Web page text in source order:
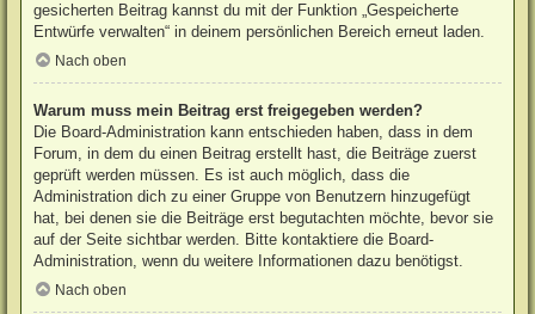
gesicherten Beitrag kannst du mit der Funktion „Gespeicherte
Entwürfe verwalten“ in deinem persönlichen Bereich erneut laden.
Nach oben
Warum muss mein Beitrag erst freigegeben werden?
Die Board-Administration kann entschieden haben, dass in dem
Forum, in dem du einen Beitrag erstellt hast, die Beiträge zuerst
geprüft werden müssen. Es ist auch möglich, dass die
Administration dich zu einer Gruppe von Benutzern hinzugefügt
hat, bei denen sie die Beiträge erst begutachten möchte, bevor sie
auf der Seite sichtbar werden. Bitte kontaktiere die Board-
Administration, wenn du weitere Informationen dazu benötigst.
Nach oben